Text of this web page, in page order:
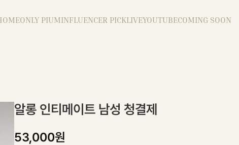
ONLY PIUMINFLUENCER PICKLIVEYOUTUBECOMING SOON
알롱 인티메이트 남성 청결제
53,000원